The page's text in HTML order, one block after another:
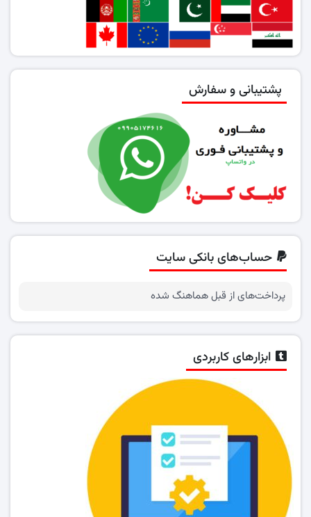
پشتیبانی و سفارش
حساب‌های بانکی سایت
پرداخت‌های از قبل هماهنگ شده
ابزارهای کاربردی